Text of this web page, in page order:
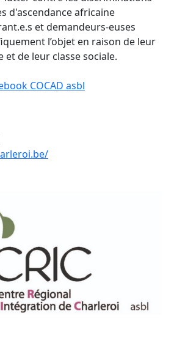
d'ascendance africaine
et demandeurs-euses
l’objet en raison de leur
de leur classe sociale.
COCAD asbl